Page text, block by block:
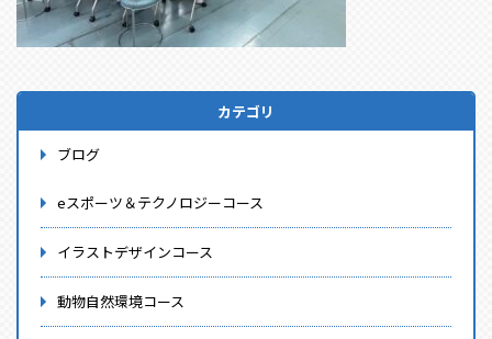
カテゴリ
ブログ
eスポーツ＆テクノロジーコース
イラストデザインコース
動物自然環境コース